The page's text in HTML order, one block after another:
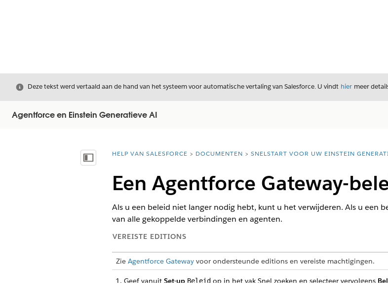
Sluiten
Deze tekst werd vertaald aan de hand van het systeem voor automatische vertaling van Salesforce. U vindt hier meer
Agentforce en Einstein Generatieve AI
Inhoudsopgave weergeven
U bent hier:
HELP VAN SALESFORCE DOCUMENTEN SNELSTART VOOR UW EINSTEIN
Een Agentforce Gateway-
Als u een beleid niet langer nodig hebt, kunt u het verwijderen. Als u een
van alle gekoppelde verbindingen en agenten.
VEREISTE EDITIONS
Zie Agentforce Gatewayvoor ondersteunde editions en vereiste machtigingen.
Geef vanuit Set-up Beleidop in het vak Snel zoeken en selecteer vervolgens